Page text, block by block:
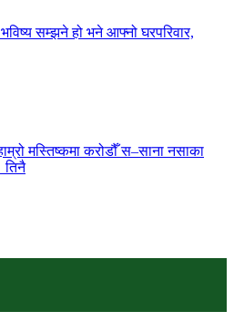
सम्झने हो भने आफ्नो घरपरिवार,
मस्तिष्कमा करोडौँ स–साना नसाका
तिनै